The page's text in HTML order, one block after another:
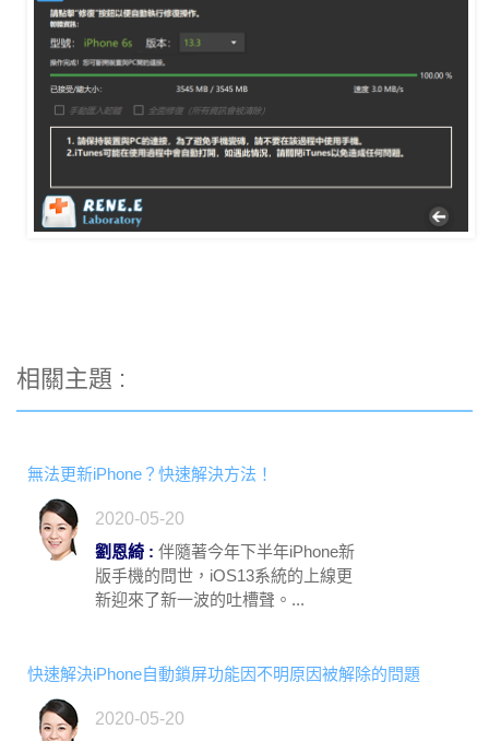
相關主題 :
無法更新iPhone？快速解決方法！
2020-05-20
劉恩綺 : 伴隨著今年下半年iPhone新
版手機的問世，iOS13系統的上線更
新迎來了新一波的吐槽聲。...
快速解決iPhone自動鎖屏功能因不明原因被解除的問題
2020-05-20